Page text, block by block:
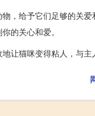
，给予它们足够的关
的关心和爱。
让猫咪变得粘人，与主